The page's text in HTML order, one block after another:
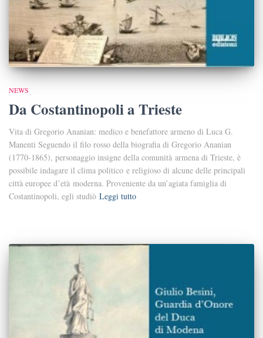
NEWS
Da Costantinopoli a Trieste
Vita di Gregorio Ananian: medico e benefattore armeno di Luca G.
Manenti Seguendo il filo rosso della biografia di Gregorio Ananian
(1770-1865), personaggio insigne della comunità armena di Trieste, è
possibile indagare il clima politico e religioso di alcune delle principali
città europee d’età moderna. Proveniente da un’agiata famiglia di
Costantinopoli, egli studiò Leggi tutto